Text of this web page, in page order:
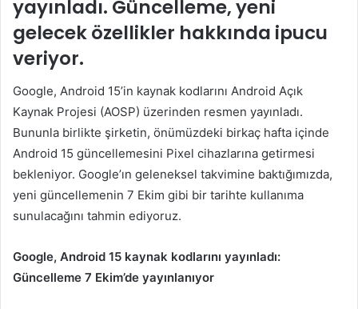
yayınladı. Güncelleme, yeni
gelecek özellikler hakkında ipucu
veriyor.
Google, Android 15’in kaynak kodlarını Android Açık
Kaynak Projesi (AOSP) üzerinden resmen yayınladı.
Bununla birlikte şirketin, önümüzdeki birkaç hafta içinde
Android 15 güncellemesini Pixel cihazlarına getirmesi
bekleniyor. Google’ın geleneksel takvimine baktığımızda,
yeni güncellemenin 7 Ekim gibi bir tarihte kullanıma
sunulacağını tahmin ediyoruz.
Google, Android 15 kaynak kodlarını yayınladı:
Güncelleme 7 Ekim’de yayınlanıyor